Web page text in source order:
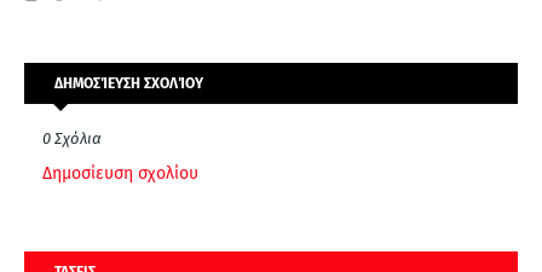
ΔΗΜΟΣΊΕΥΣΗ ΣΧΟΛΊΟΥ
0 Σχόλια
Δημοσίευση σχολίου